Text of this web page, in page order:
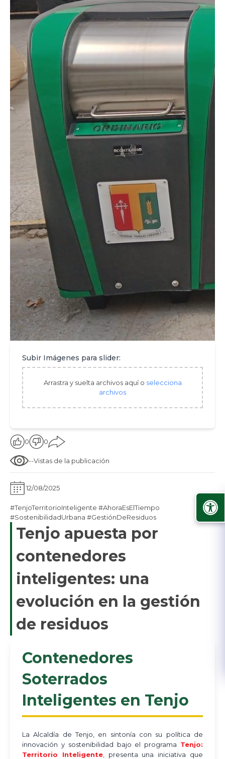
Subir Imágenes para slider:
Arrastra y suelta archivos aquí o selecciona
archivos
0 0
--Vistas de la publicación
12/08/2025
#TenjoTerritorioInteligente #AhoraEsElTiempo
#SostenibilidadUrbana #GestiónDeResiduos
Tenjo apuesta por
contenedores
inteligentes: una
evolución en la gestión
de residuos
​Contenedores
Soterrados
Inteligentes en Tenjo
La Alcaldía de Tenjo, en sintonía con su política de
innovación y sostenibilidad bajo el programa Tenjo:
Territorio Inteligente, presenta una iniciativa que